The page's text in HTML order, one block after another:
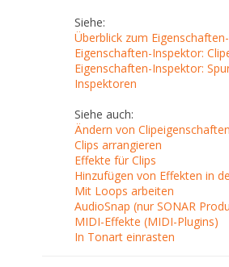
Siehe:
Überblick zum
Eigenschaften-Inspektor:
Eigenschaften-Inspektor:
Inspektoren
Siehe auch:
Ändern von Clipeigenschaften
Clips arrangieren
Effekte für Clips
Hinzufügen von Effekten in
Mit Loops arbeiten
AudioSnap (nur SONAR
MIDI-Effekte (MIDI-Plugins)
In Tonart einrasten